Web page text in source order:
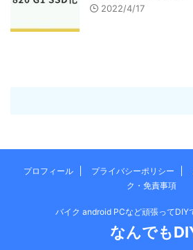
2022/4/17
プロフィール プライバシーポリシー
ク・免責事項
バイク android PCなど頑張ってDIY
なんでも